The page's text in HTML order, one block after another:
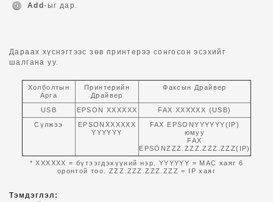
Add-ыг дар.
Дараах хүснэгтээс зөв принтерээ сонгосон эсэхийг
шалгана уу.
Холболтын
Арга
Принтерийн
Драйвер
Факсын Драйвер
USB EPSON XXXXXX
FAX XXXXXX (USB)
Сүлжээ
EPSONXXXXXX
YYYYYY
FAX EPSONYYYYYY(IP)
юмуу
FAX
EPSONZZZ.ZZZ.ZZZ.ZZZ(IP)
* XXXXXX = бүтээгдэхүүний нэр. YYYYYY = MAC хаяг 6
оронтой тоо. ZZZ.ZZZ.ZZZ.ZZZ = IP хаяг
Тэмдэглэл: